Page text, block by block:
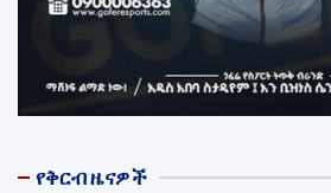
የቅርብ ዜናዎች